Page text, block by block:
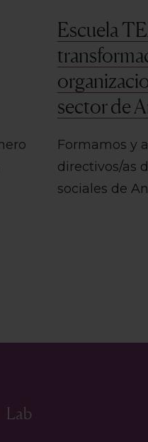
Escuela
sector de
Formamos y
directivos/as
sociales de
Lab